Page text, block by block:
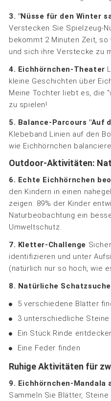
3. "Nüsse für den Winter
Verstecken Sie Spielzeug-
bekommt 2 Minuten Zeit,
und sich ihre Verstecke zu
4. Eichhörnchen-Theater
kleine Geschichten über
Meine Tochter liebt es, die
zu spielen!
5. Balance-Parcours "Auf
Klebeband Linien auf den
wie Eichhörnchen
Outdoor-Aktivitäten:
6. Echte Eichhörnchen
den Kindern in einen
zeigen: 89% der Kinder
Naturbeobachtung ein
Umweltschutz.
7. Kletter-Challenge
identifizieren und unter
(natürlich nur so hoch, wie
8. Natürliche Schatzsuche
5 verschiedene Blätter
3 unterschiedliche Steine
Ein Stück Rinde
Eine Feder finden
Ruhige Aktivitäten für
9. Eichhörnchen-Mandala
Sammeln Sie Blätter,